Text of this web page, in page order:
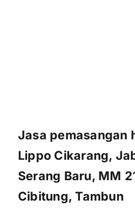
Jasa pemasangan
Lippo Cikarang,
Serang Baru, MM
Cibitung, Tambun